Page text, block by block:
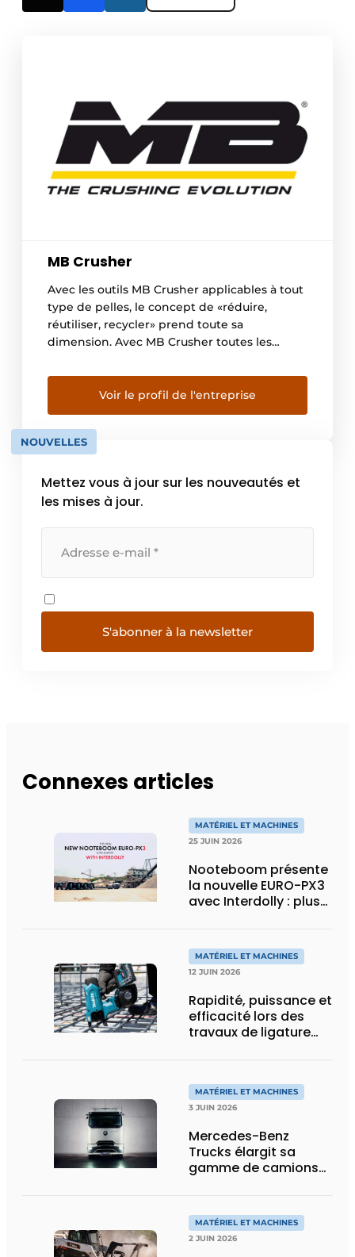
MB Crusher
Avec les outils MB Crusher applicables à tout
type de pelles, le concept de «réduire,
réutiliser, recycler» prend toute sa
dimension. Avec MB Crusher toutes les
sur chantier, en épargnant du temps, du
personnel et de l’argent. Les applications
sont multiples et permettent aux utilisateurs
d’optimiser les coûts. «Pas de coût […]
Voir le profil de l'entreprise
NOUVELLES
Mettez vous à jour sur les nouveautés et
les mises à jour.
S'abonner à la newsletter
Connexes articles
MATÉRIEL ET MACHINES
25 JUIN 2026
Nooteboom présente
la nouvelle EURO-PX3
avec Interdolly : plus
transport spécial
MATÉRIEL ET MACHINES
12 JUIN 2026
Rapidité, puissance et
efficacité lors des
travaux de ligature
MATÉRIEL ET MACHINES
3 JUIN 2026
Mercedes-Benz
Trucks élargit sa
gamme de camions
eActros Lowliner
MATÉRIEL ET MACHINES
2 JUIN 2026